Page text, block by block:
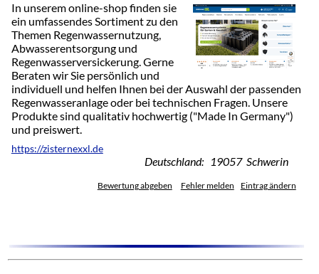
In unserem online-shop finden sie
ein umfassendes Sortiment zu den
Themen Regenwassernutzung,
Abwasserentsorgung und
Regenwasserversickerung. Gerne
Beraten wir Sie persönlich und
individuell und helfen Ihnen bei der Auswahl der passenden
Regenwasseranlage oder bei technischen Fragen. Unsere
Produkte sind qualitativ hochwertig ("Made In Germany")
und preiswert.
https://zisternexxl.de
Deutschland: 19057 Schwerin
Bewertung abgeben Fehler melden Eintrag ändern